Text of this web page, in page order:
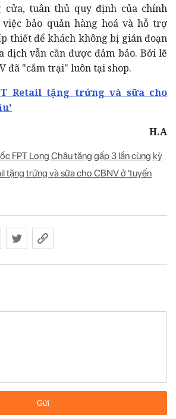
cửa, tuân thủ quy định của chính
bảo quản hàng hoá và hỗ trợ
thiết để khách không bị gián đoạn
dịch vẫn cần được đảm bảo. Bởi lẽ
đã "cắm trại" luôn tại shop.
Retail tặng trứng và sữa cho
H.A
FPT Long Châu tăng gấp 3 lần cùng kỳ
tặng trứng và sữa cho CBNV ở 'tuyến
Gửi